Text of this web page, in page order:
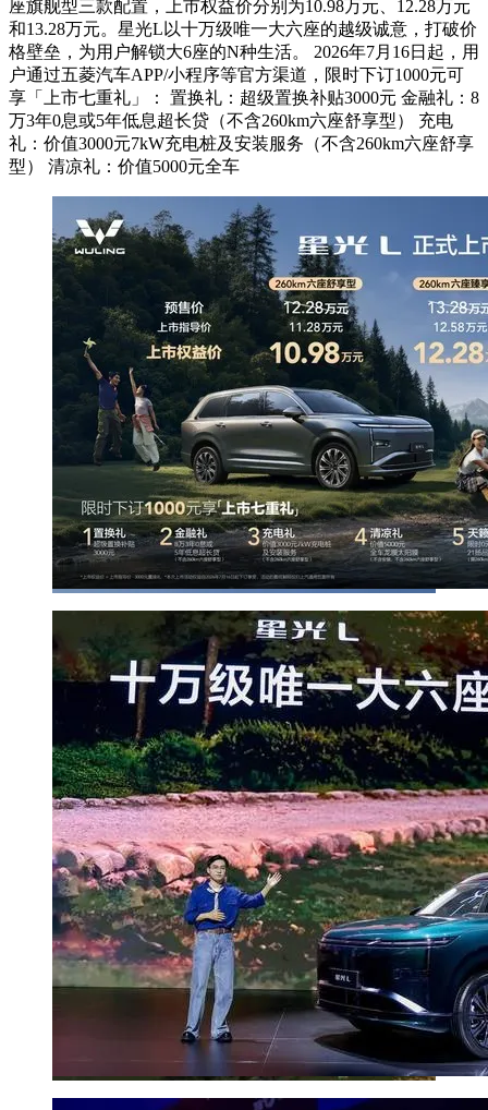
座旗舰型三款配置，上市权益价分别为10.98万元、12.28万元
和13.28万元。星光L以十万级唯一大六座的越级诚意，打破价
格壁垒，为用户解锁大6座的N种生活。 2026年7月16日起，用
户通过五菱汽车APP/小程序等官方渠道，限时下订1000元可
享「上市七重礼」： 置换礼：超级置换补贴3000元 金融礼：8
万3年0息或5年低息超长贷（不含260km六座舒享型） 充电
礼：价值3000元7kW充电桩及安装服务（不含260km六座舒享
型） 清凉礼：价值5000元全车